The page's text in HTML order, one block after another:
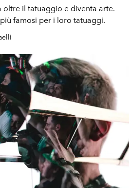
oltre il tatuaggio e diventa arte.
famosi per i loro tatuaggi.